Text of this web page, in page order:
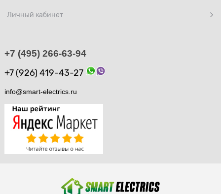
Личный кабинет
+7 (495) 266-63-94
+7 (926) 419-43-27
info@smart-electrics.ru